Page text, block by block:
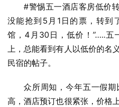
#警惕五一酒店客房低价
没能抢到5月1日的票，转到
馆，4月30日，低价！”…..五
上，总能看到有人以低价的名
民宿的帖子。
众所周知，今年五一假
高，酒店预订也很紧张，价格